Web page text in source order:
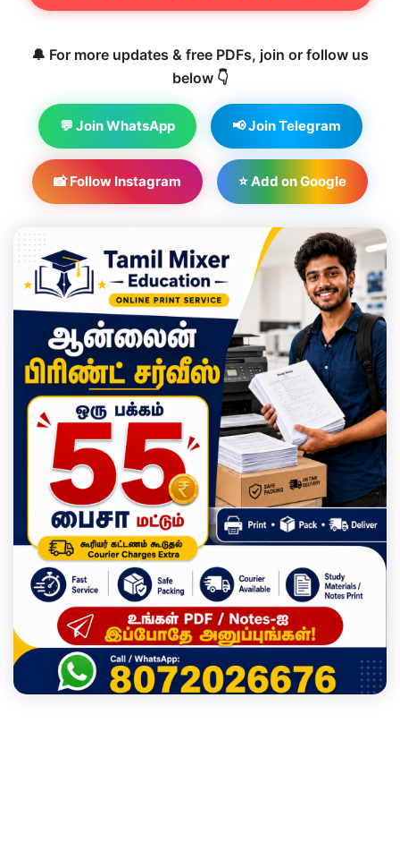
🔔 For more updates & free PDFs, join or follow us
below 👇
💬 Join WhatsApp 📢 Join Telegram
📸 Follow Instagram ⭐ Add on Google